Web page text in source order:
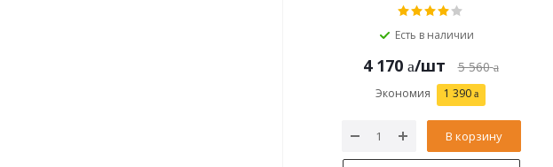
Есть в наличии
4 170 /шт 5 560
Экономия 1 390
В корзину